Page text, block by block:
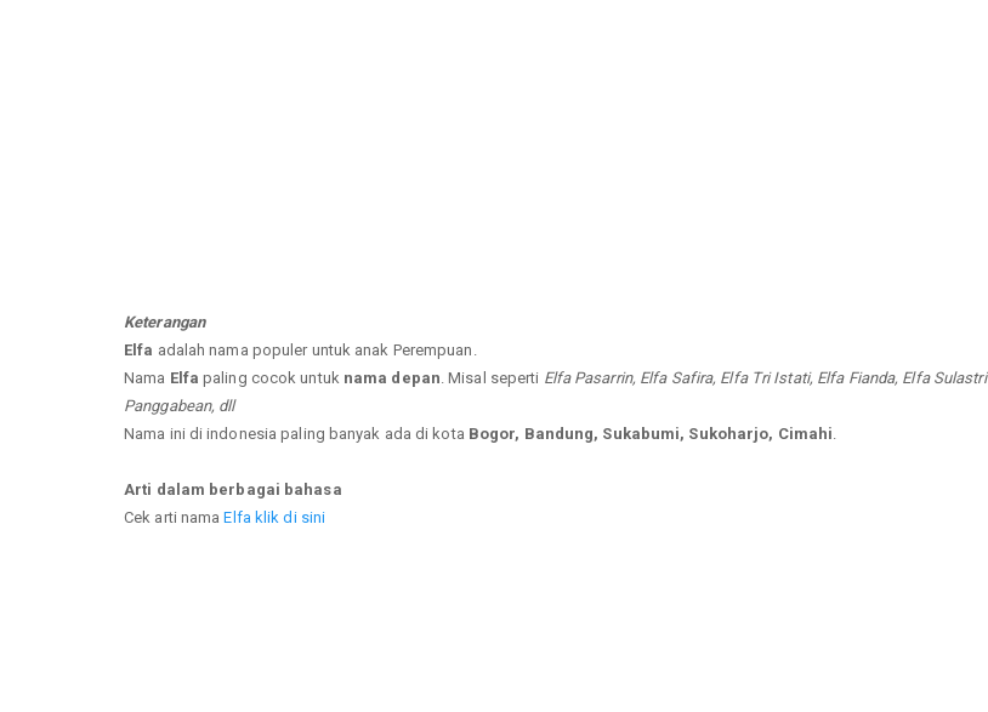
Keterangan
Elfa adalah nama populer untuk anak Perempuan.
Nama Elfa paling cocok untuk nama depan . Misal seperti Elfa Pasarrin, Elfa Safira, Elfa Tri Istati, Elfa Fianda, Elfa Sulastri
Panggabean, dll
Nama ini di indonesia paling banyak ada di kota Bogor, Bandung, Sukabumi, Sukoharjo, Cimahi
Arti dalam berbagai bahasa
Cek arti namaElfa klik di sini